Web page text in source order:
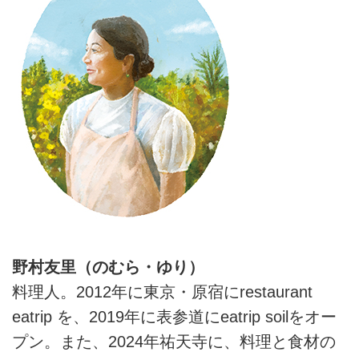
野村友里（のむら・ゆり）
料理人。2012年に東京・原宿にrestaurant
eatrip を、2019年に表参道にeatrip soilをオー
プン。また、2024年祐天寺に、料理と食材の